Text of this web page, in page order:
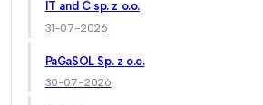
IT and C sp. z o.o.
31-07-2026
PaGaSOL Sp. z o.o.
30-07-2026